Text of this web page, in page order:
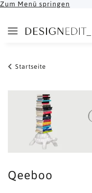
Zum Menü springen
Startseite
Qeeboo